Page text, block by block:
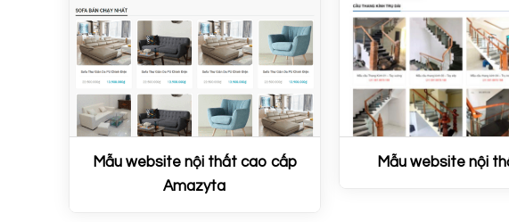
Mẫu website nội thất cao cấp
Amazyta
Mẫu website nội